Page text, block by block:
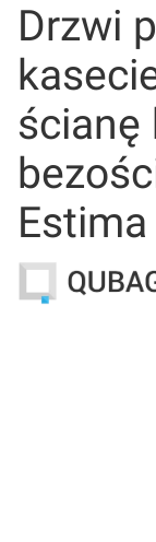
Drzwi
ścianę